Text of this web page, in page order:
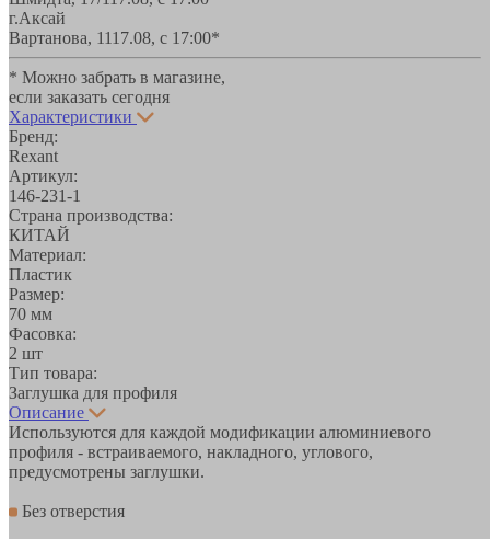
г.Аксай
Вартанова, 1117.08, с 17:00*
* Можно забрать в магазине,
если заказать сегодня
Характеристики
Бренд:
Rexant
Артикул:
146-231-1
Страна производства:
КИТАЙ
Материал:
Пластик
Размер:
70 мм
Фасовка:
2 шт
Тип товара:
Заглушка для профиля
Описание
Используются для каждой модификации алюминиевого
профиля - встраиваемого, накладного, углового,
предусмотрены заглушки.
Без отверстия